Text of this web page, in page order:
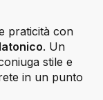
praticità con
. Un
stile e
in un punto